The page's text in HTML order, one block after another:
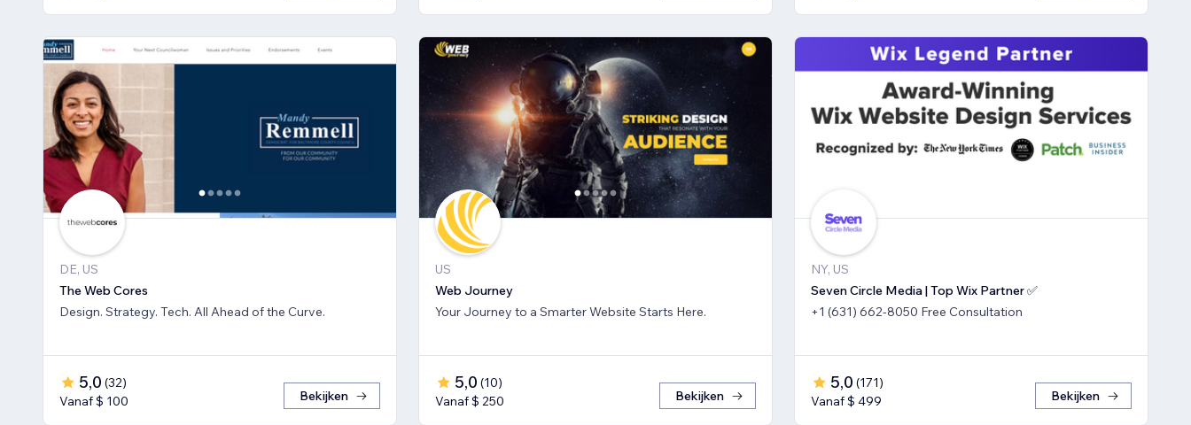
DE, US
The Web Cores
Design. Strategy. Tech. All Ahead of the Curve.
5,0 (32)
Vanaf $ 100
Bekijken
US
Web Journey
Your Journey to a Smarter Website Starts Here.
5,0 (10)
Vanaf $ 250
Bekijken
NY, US
Seven Circle Media | Top Wix Partner ✅
+1 (631) 662-8050 Free Consultation
5,0 (171)
Vanaf $ 499
Bekijken